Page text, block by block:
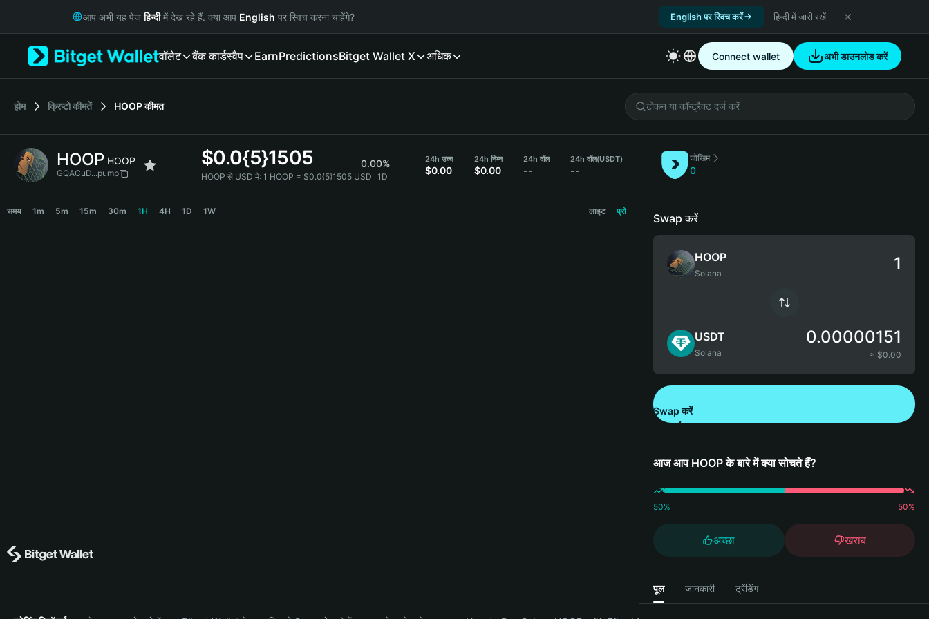
Русский
Italiano
简体中文
繁體中文
Bahasa Indonesia
आप अभी यह पेजहिन्दीमें देख रहे हैं. क्या आप English पर स्विच करना चाहेंगे? English पर स्विच करें हिन्दी में जारी रखें
वॉलेट बैंक कार्डस्वैप EarnPredictionsBitget Wallet X अधिक Connect wallet अभी डाउनलोड करें
होम क्रिप्टो कीमतें HOOPकीमत
HOOP HOOP
GQACuD...pump
$0.0{5}1505 0.00%
HOOP से USD में: 1 HOOP = $0.0{5}1505 USD 1D
24h उच्च
$0.00
24h निम्न
$0.00
24h वॉल
--
24h वॉल(USDT)
--
जोखिम
0
समय 1m 5m 15m 30m 1H 4H 1D 1W लाइट प्रो
Swap करें
HOOP
Solana
USDT
Solana
0.00000151
≈ $0.00
Swap करें
आज आप HOOP के बारे में क्या सोचते हैं?
50% 50%
अच्छा खराब
पूल जानकारी ट्रेंडिंग